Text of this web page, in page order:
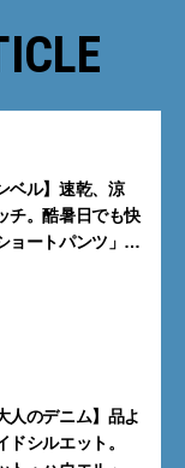
ベル】速乾、涼
チ。酷暑日でも快
ョートパンツ」5
人のデニム】品よ
ドシルエット。